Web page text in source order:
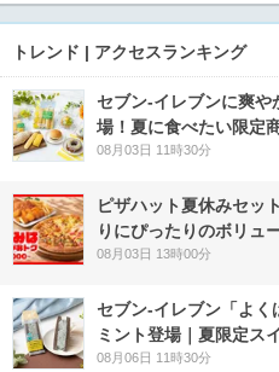
トレンド | アクセスランキング
セブン‐イレブンに爽
場！夏に食べたい限定
08月03日 11時30分
ピザハット夏休みセッ
りにぴったりのボリュ
08月03日 13時00分
セブン‐イレブン「よ
ミント登場｜夏限定ス
08月06日 11時30分